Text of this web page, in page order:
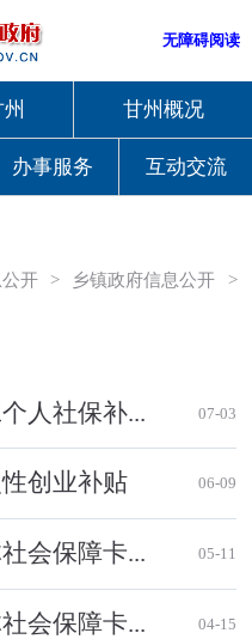
无障碍阅读
甘州概况
办事服务 互动交流
开 > 乡镇政府信息公开 >
人社保补... 07-03
创业补贴 06-09
会保障卡... 05-11
会保障卡... 04-15